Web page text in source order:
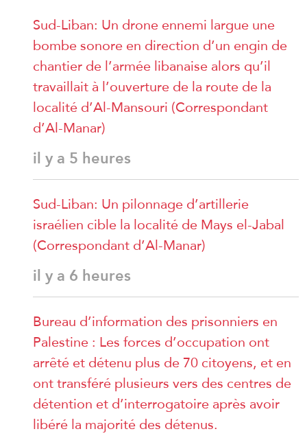
Sud-Liban: Un drone ennemi largue une
bombe sonore en direction d’un engin de
chantier de l’armée libanaise alors qu’il
travaillait à l’ouverture de la route de la
localité d’Al-Mansouri (Correspondant
d’Al-Manar)
il y a 5 heures
Sud-Liban: Un pilonnage d’artillerie
israélien cible la localité de Mays el-Jabal
(Correspondant d’Al-Manar)
il y a 6 heures
Bureau d’information des prisonniers en
Palestine : Les forces d’occupation ont
arrêté et détenu plus de 70 citoyens, et en
ont transféré plusieurs vers des centres de
détention et d’interrogatoire après avoir
libéré la majorité des détenus.